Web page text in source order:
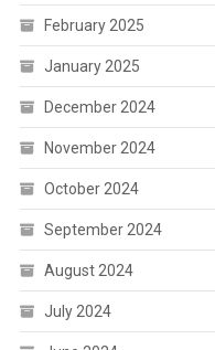
February 2025
January 2025
December 2024
November 2024
October 2024
September 2024
August 2024
July 2024